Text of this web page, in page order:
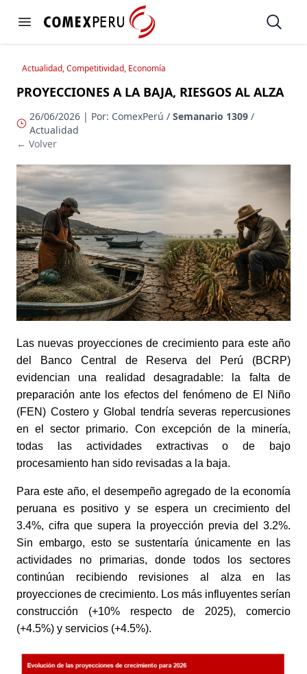
Open menu
https://www.comexperu.org.pe Open
Actualidad, Competitividad, Economía
PROYECCIONES A LA BAJA, RIESGOS AL ALZA
26/06/2026 | Por: ComexPerú /Semanario 1309 /
Actualidad
← Volver
Las nuevas proyecciones de crecimiento para este año
del Banco Central de Reserva del Perú (BCRP)
evidencian una realidad desagradable: la falta de
preparación ante los efectos del fenómeno de El Niño
(FEN) Costero y Global tendría severas repercusiones
en el sector primario. Con excepción de la minería,
todas las actividades extractivas o de bajo
procesamiento han sido revisadas a la baja.
Para este año, el desempeño agregado de la economía
peruana es positivo y se espera un crecimiento del
3.4%, cifra que supera la proyección previa del 3.2%.
Sin embargo, esto se sustentaría únicamente en las
actividades no primarias, donde todos los sectores
continúan recibiendo revisiones al alza en las
proyecciones de crecimiento. Los más influyentes serían
construcción (+10% respecto de 2025), comercio
(+4.5%) y servicios (+4.5%).